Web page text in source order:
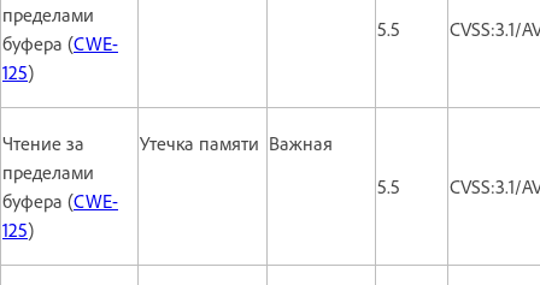
пределами
буфера (CWE-
125)
5.5
CVSS:3.1/
Чтение за
пределами
буфера (CWE-
125)
Утечка памяти Важная
5.5
CVSS:3.1/